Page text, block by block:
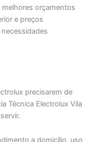
orçamentos
e preços
precisarem de
Técnica Electrolux Vila
a domicílio, uso